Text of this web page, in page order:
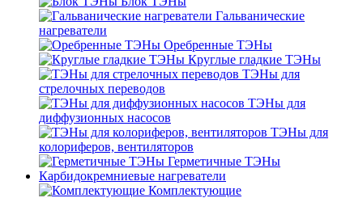
Гальванические
нагреватели
Оребренные ТЭНы
Круглые гладкие ТЭНы
ТЭНы для
стрелочных переводов
ТЭНы для
диффузионных насосов
ТЭНы для
колориферов, вентиляторов
Герметичные ТЭНы
Карбидокремниевые нагреватели
Комплектующие